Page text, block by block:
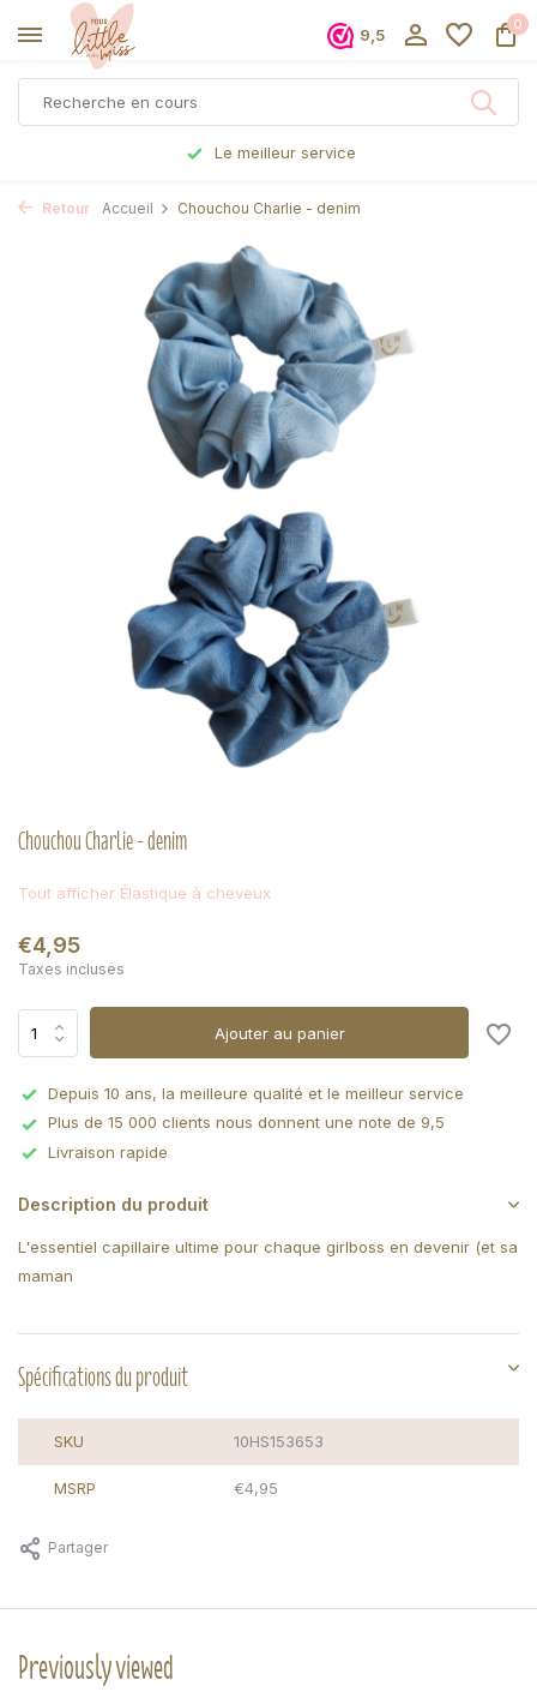
9,5
0
Le meilleur service
Retour Accueil Chouchou Charlie - denim
Chouchou Charlie - denim
Tout afficher Élastique à cheveux
€4,95
Taxes incluses
Ajouter au panier
Depuis 10 ans, la meilleure qualité et le meilleur service
Plus de 15 000 clients nous donnent une note de 9,5
Livraison rapide
Description du produit
L'essentiel capillaire ultime pour chaque girlboss en devenir (et sa
maman
Spécifications du produit
SKU 10HS153653
MSRP €4,95
Partager
Previously viewed